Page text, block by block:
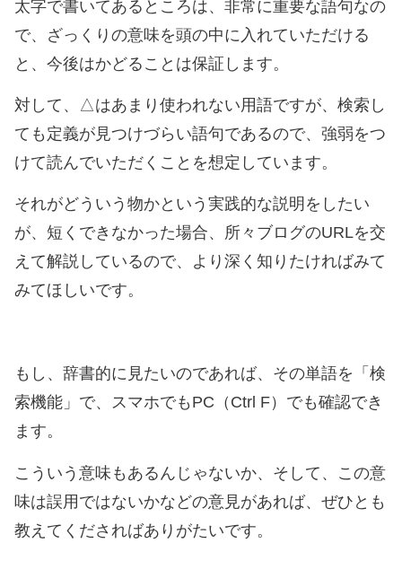
太字で書いてあるところは、非常に重要な語句なの
で、ざっくりの意味を頭の中に入れていただける
と、今後はかどることは保証します。
対して、△はあまり使われない用語ですが、検索し
ても定義が見つけづらい語句であるので、強弱をつ
けて読んでいただくことを想定しています。
それがどういう物かという実践的な説明をしたい
が、短くできなかった場合、所々ブログのURLを交
えて解説しているので、より深く知りたければみて
みてほしいです。
もし、辞書的に見たいのであれば、その単語を「検
索機能」で、スマホでもPC（Ctrl F）でも確認でき
ます。
こういう意味もあるんじゃないか、そして、この意
味は誤用ではないかなどの意見があれば、ぜひとも
教えてくださればありがたいです。